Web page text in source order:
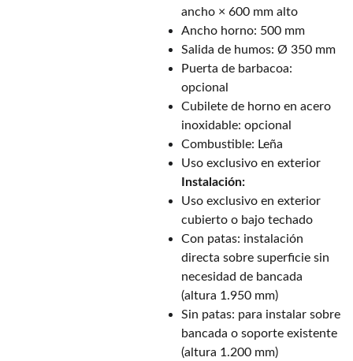
ancho × 600 mm alto
Ancho horno: 500 mm
Salida de humos: Ø 350 mm
Puerta de barbacoa:
opcional
Cubilete de horno en acero
inoxidable: opcional
Combustible: Leña
Uso exclusivo en exterior
Instalación:
Uso exclusivo en exterior
cubierto o bajo techado
Con patas: instalación
directa sobre superficie sin
necesidad de bancada
(altura 1.950 mm)
Sin patas: para instalar sobre
bancada o soporte existente
(altura 1.200 mm)